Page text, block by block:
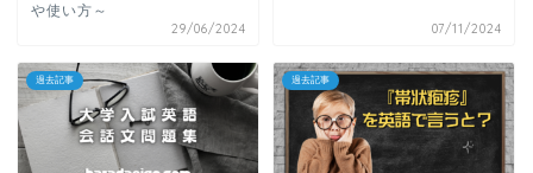
や使い方～
29/06/2024 07/11/2024
過去記事 過去記事